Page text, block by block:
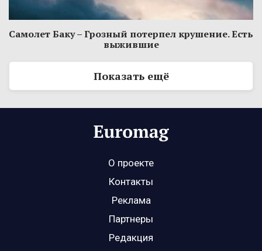
Самолет Баку – Грозный потерпел крушение. Есть
выжившие
Показать ещё
О проекте
Контакты
Реклама
Партнеры
Редакция